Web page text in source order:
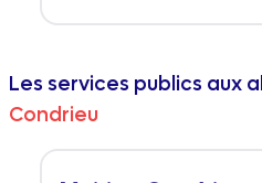
Les services publics aux
Condrieu